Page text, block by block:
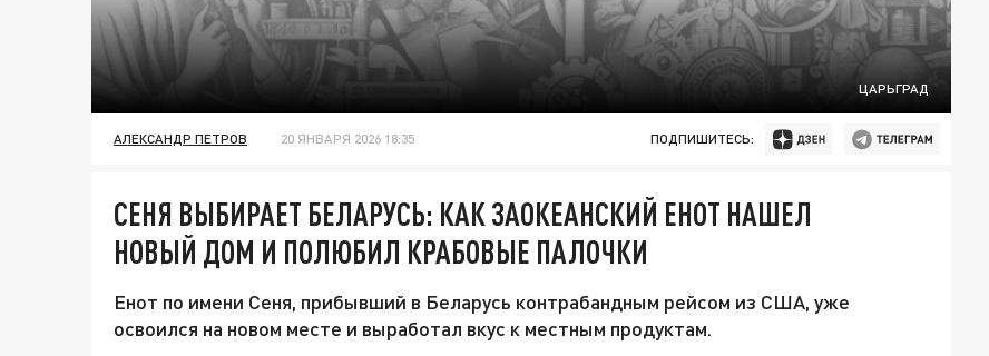
ЦАРЬГРАД
АЛЕКСАНДР ПЕТРОВ 20 ЯНВАРЯ 2026 18:35 ПОДПИШИТЕСЬ:
СЕНЯ ВЫБИРАЕТ БЕЛАРУСЬ: КАК ЗАОКЕАНСКИЙ ЕНОТ НАШЕЛ
НОВЫЙ ДОМ И ПОЛЮБИЛ КРАБОВЫЕ ПАЛОЧКИ
Енот по имени Сеня, прибывший в Беларусь контрабандным рейсом из США, уже
освоился на новом месте и выработал вкус к местным продуктам.